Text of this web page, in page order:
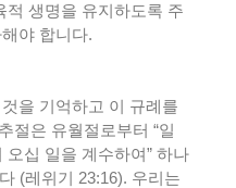
적 생명을 유지하도록 주
야 합니다.
을 기억하고 이 규례를
절은 유월절로부터 “일
오십 일을 계수하여” 하나
(레위기 23:16). 우리는